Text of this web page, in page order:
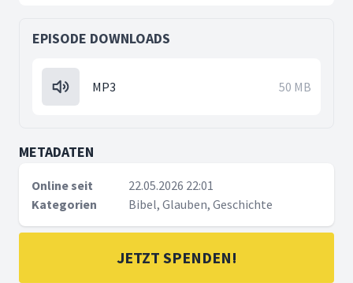
EPISODE DOWNLOADS
MP3 50 MB
METADATEN
Online seit
22.05.2026 22:01
Kategorien
Bibel, Glauben, Geschichte
JETZT SPENDEN!